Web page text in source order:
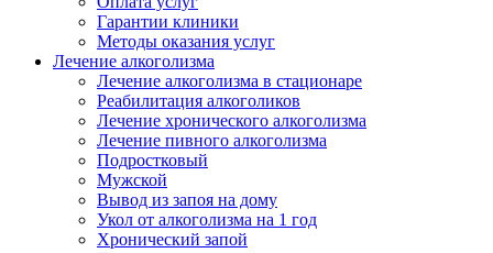
Гарантии клиники
Методы оказания услуг
Лечение алкоголизма
Лечение алкоголизма в стационаре
Реабилитация алкоголиков
Лечение хронического алкоголизма
Лечение пивного алкоголизма
Подростковый
Мужской
Вывод из запоя на дому
Укол от алкоголизма на 1 год
Хронический запой